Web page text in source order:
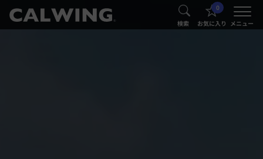
® 検索
0
お気に入り メニュー
®